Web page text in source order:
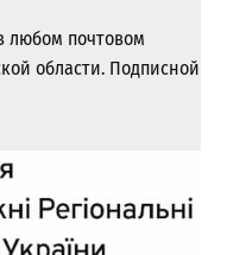
любом почтовом
области. Подписной